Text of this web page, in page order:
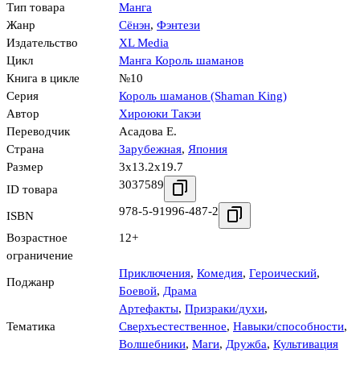
Тип товара
Манга
Жанр
Сёнэн, Фэнтези
Издательство
XL Media
Цикл
Манга Король шаманов
Книга в цикле
№10
Серия
Король шаманов (Shaman King)
Автор
Хироюки Такэи
Переводчик
Асадова Е.
Страна
Зарубежная, Япония
Размер
3x13.2x19.7
ID товара
3037589
ISBN 978-5-91996-487-2
Возрастное
ограничение
12+
Поджанр
Приключения, Комедия, Героический,
Боевой, Драма
Тематика
Артефакты, Призраки/духи,
Сверхъестественное, Навыки/способности,
Волшебники, Маги, Дружба, Культивация